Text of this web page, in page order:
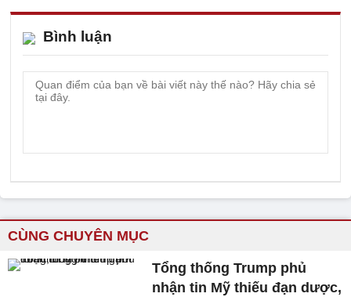
Bình luận
CÙNG CHUYÊN MỤC
Tổng thống Trump phủ
nhận tin Mỹ thiếu đạn dược,